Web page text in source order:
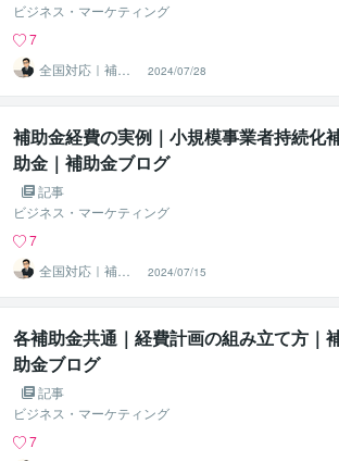
ビジネス・マーケティング
7
全国対応｜補助
金コンシェルジ
ュ練馬
2024/07/28
補助金経費の実例｜小規模事業者持続化
助金｜補助金ブログ
記事
ビジネス・マーケティング
7
全国対応｜補助
金コンシェルジ
ュ練馬
2024/07/15
各補助金共通｜経費計画の組み立て方｜
助金ブログ
記事
ビジネス・マーケティング
7